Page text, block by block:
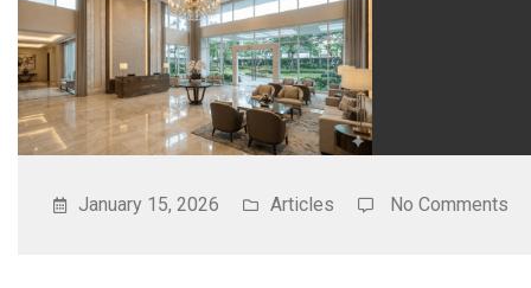
January 15, 2026 Articles No Comments